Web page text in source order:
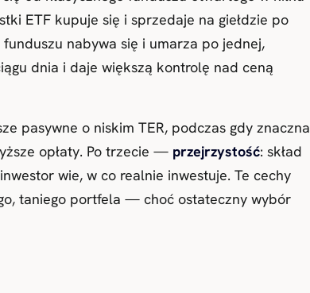
ETF kupuje się i sprzedaje na giełdzie po
nabywa się i umarza po jednej,
dnia i daje większą kontrolę nad ceną
pasywne o niskim TER, podczas gdy znaczna
opłaty. Po trzecie — przejrzystość: skład
wie, w co realnie inwestuje. Te cechy
taniego portfela — choć ostateczny wybór